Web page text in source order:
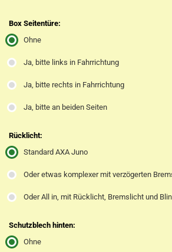
Box Seitentüre:
Ohne
Ja, bitte links in Fahrrichtung
Ja, bitte rechts in Fahrrichtung
Ja, bitte an beiden Seiten
Rücklicht:
Standard AXA Juno
Oder etwas komplexer mit verzögerten
Oder All in, mit Rücklicht, Bremslicht und
Schutzblech hinten:
Ohne